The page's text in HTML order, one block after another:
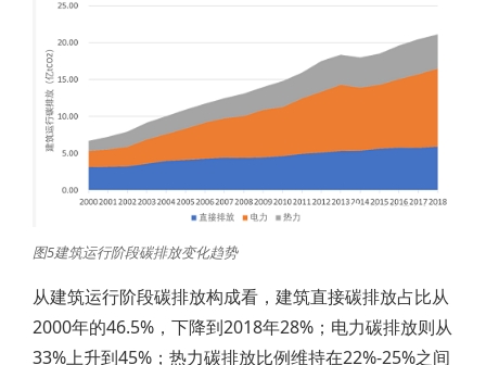
图5建筑运行阶段碳排放变化趋势
从建筑运行阶段碳排放构成看，建筑直接碳排放占比从
2000年的46.5%，下降到2018年28%；电力碳排放则从
33%上升到45%；热力碳排放比例维持在22%-25%之间